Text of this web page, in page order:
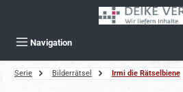
Navigation
Serie Bilderrätsel Irmi die Rätselbiene